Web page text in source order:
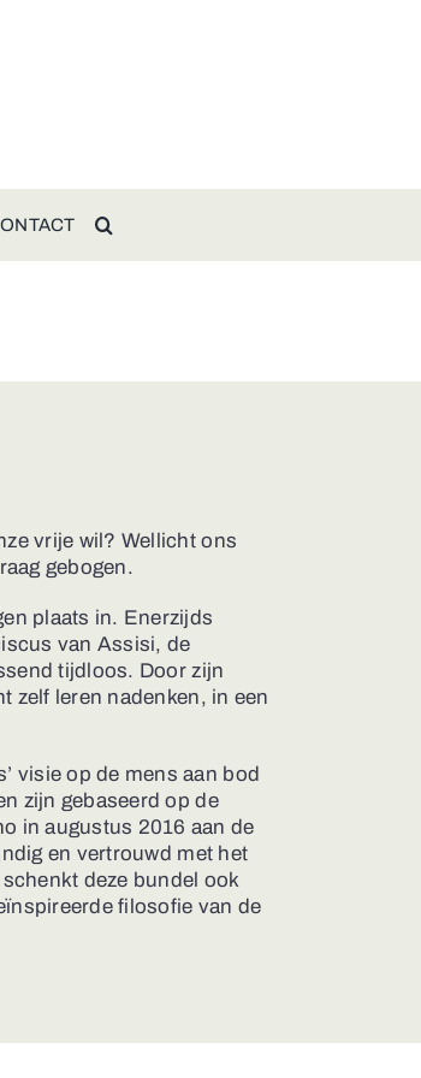
vrije wil? Wellicht ons
gebogen.
plaats in. Enerzijds
van Assisi, de
tijdloos. Door zijn
zelf leren nadenken, in een
visie op de mens aan bod
zijn gebaseerd op de
in augustus 2016 aan de
en vertrouwd met het
deze bundel ook
filosofie van de